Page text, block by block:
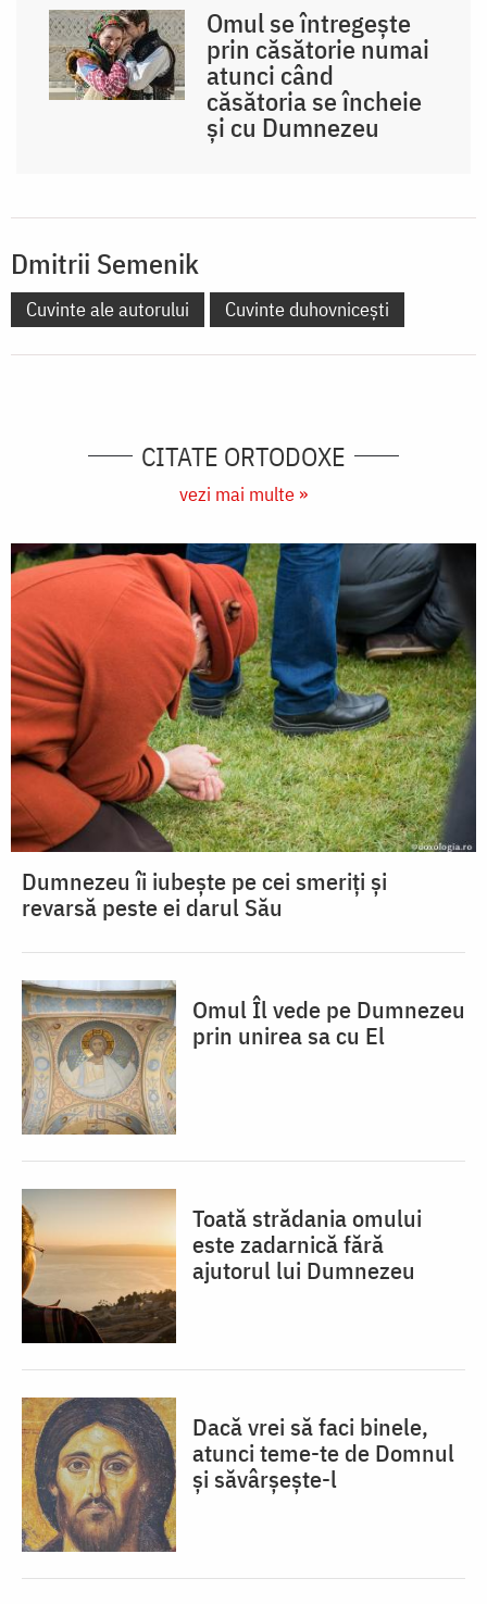
Omul se întregește
prin căsătorie numai
atunci când
căsătoria se încheie
și cu Dumnezeu
Dmitrii Semenik
Cuvinte ale autorului Cuvinte duhovnicești
CITATE ORTODOXE
vezi mai multe »
Dumnezeu îi iubește pe cei smeriți și
revarsă peste ei darul Său
Omul Îl vede pe Dumnezeu
prin unirea sa cu El
Toată strădania omului
este zadarnică fără
ajutorul lui Dumnezeu
Dacă vrei să faci binele,
atunci teme-te de Domnul
și săvârșește-l